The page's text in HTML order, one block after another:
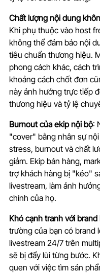
Chất lượng nội dung
Khi phụ thuộc vào host
không thể đảm bảo nội
tiêu chuẩn thương hiệu.
phong cách khác, cách
khoảng cách chốt đơn
này ảnh hưởng trực tiếp
thương hiệu và tỷ lệ
Burnout của ekip nội bộ:
"cover" bằng nhân sự
stress, burnout và chất
giảm. Ekip bán hàng,
trợ khách hàng bị "kéo"
livestream, làm ảnh
chính của họ.
Khó cạnh tranh với brand
trường của bạn có brand
livestream 24/7 trên
sẽ bị đẩy lùi từng bước.
quen với việc tìm sản